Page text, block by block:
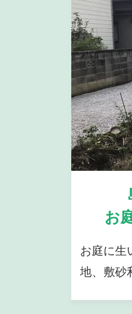
お
お庭に生
地、敷砂